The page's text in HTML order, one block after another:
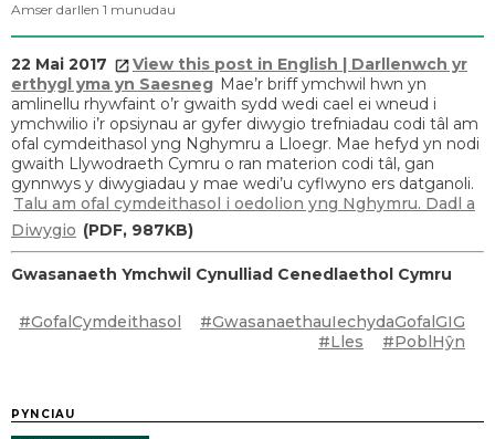
Amser darllen 1 munudau
22 Mai 2017
View this post in English | Darllenwch yr
erthygl yma yn Saesneg Mae’r briff ymchwil hwn yn
amlinellu rhywfaint o’r gwaith sydd wedi cael ei wneud i
ymchwilio i’r opsiynau ar gyfer diwygio trefniadau codi tâl am
ofal cymdeithasol yng Nghymru a Lloegr. Mae hefyd yn nodi
gwaith Llywodraeth Cymru o ran materion codi tâl, gan
gynnwys y diwygiadau y mae wedi’u cyflwyno ers datganoli.
Talu am ofal cymdeithasol i oedolion yng Nghymru. Dadl a
Diwygio (PDF, 987KB)
Gwasanaeth Ymchwil Cynulliad Cenedlaethol Cymru
#GofalCymdeithasol
#GwasanaethauIechydaGofalGIG
#Lles
#PoblHŷn
PYNCIAU